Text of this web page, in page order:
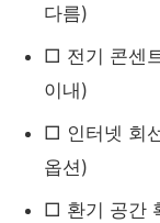
다름)
□ 전기 콘센
이내)
□ 인터넷 회
옵션)
□ 환기 공간